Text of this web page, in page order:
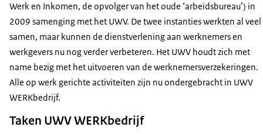
Werk en Inkomen, de opvolger van het oude ‘arbeidsbureau’) in
2009 samenging met het UWV. De twee instanties werkten al veel
samen, maar kunnen de dienstverlening aan werknemers en
werkgevers nu nog verder verbeteren. Het UWV houdt zich met
name bezig met het uitvoeren van de werknemersverzekeringen.
Alle op werk gerichte activiteiten zijn nu ondergebracht in UWV
WERKbedrijf.
Taken UWV WERKbedrijf